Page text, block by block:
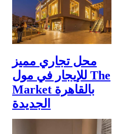
محل تجاري مميز
للإيجار في مول The
Market بالقاهرة
الجديدة